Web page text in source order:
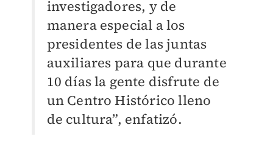
investigadores, y de
manera especial a los
presidentes de las juntas
auxiliares para que durante
10 días la gente disfrute de
un Centro Histórico lleno
de cultura”, enfatizó.